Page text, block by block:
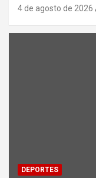
4 de agosto de 2026
DEPORTES